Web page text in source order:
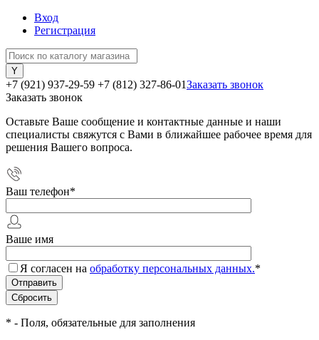
Вход
Регистрация
+7 (921) 937-29-59 +7 (812) 327-86-01Заказать звонок
Заказать звонок
Оставьте Ваше сообщение и контактные данные и наши
специалисты свяжутся с Вами в ближайшее рабочее время для
решения Вашего вопроса.
Ваш телефон*
Ваше имя
Я согласен на обработку персональных данных.*
* - Поля, обязательные для заполнения